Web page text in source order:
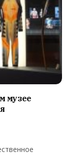
музее